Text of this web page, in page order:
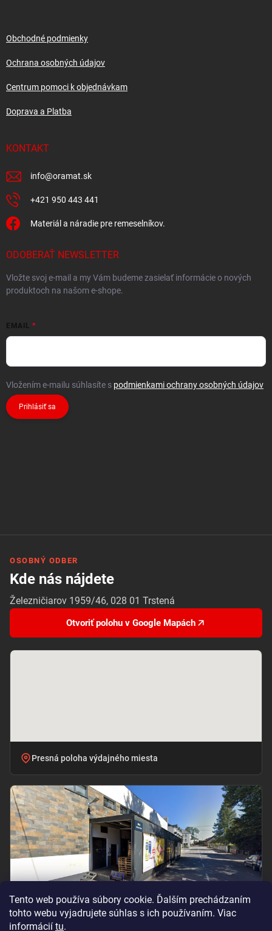
Tento web používa súbory cookie. Ďalším prechádzaním
tohto webu vyjadrujete súhlas s ich používaním. Viac
informácií tu.
Obchodné podmienky
Ochrana osobných údajov
Centrum pomoci k objednávkam
Doprava a Platba
KONTAKT
info@oramat.sk
+421 950 443 441
Materiál a náradie pre remeselníkov.
ODOBERAŤ NEWSLETTER
Vložte svoj e-mail a my Vám budeme zasielať informácie o nových
produktoch na našom e-shope.
EMAIL
Vložením e-mailu súhlasíte s podmienkami ochrany osobných údajov
Prihlásiť sa
OSOBNÝ ODBER
Kde nás nájdete
Železničiarov 1959/46, 028 01 Trstená
Otvoriť polohu v Google Mapách
Presná poloha výdajného miesta